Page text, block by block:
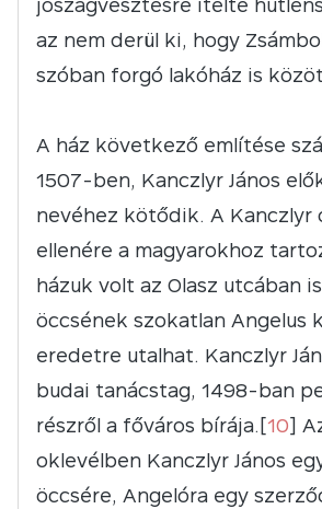
jószágvesztésre ítélte
az nem derül ki, hogy
szóban forgó lakóház is
A ház következő említése
1507-ben, Kanczlyr János
nevéhez kötődik. A Kanczlyr
ellenére a magyarokhoz
házuk volt az Olasz utcában
öccsének szokatlan Angelus
eredetre utalhat. Kanczlyr
budai tanácstag, 1498-ban
részről a főváros bírája.[10]
oklevélben Kanczlyr János
öccsére, Angelóra egy